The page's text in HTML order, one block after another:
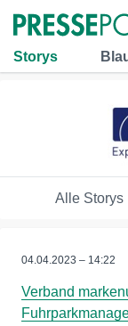
Storys
Alle Storys
04.04.2023 – 14:22
Verband